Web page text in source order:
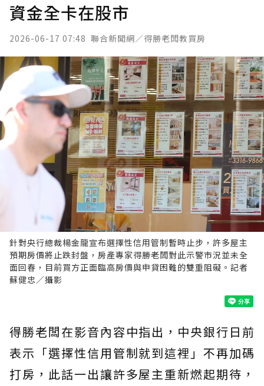
資金全卡在股市
2026-06-17 07:48 聯合新聞網／得勝老闆教買房
針對央行總裁楊金龍宣布選擇性信用管制暫時止步，許多屋主
預期房價將止跌封盤，房產專家得勝老闆對此示警市況並未全
面回春，目前買方正面臨高房價與申貸困難的雙重阻礙。記者
蘇健忠／攝影
得勝老闆在影音內容中指出，中央銀行日前
表示「選擇性信用管制就到這裡」不再加碼
打房，此話一出讓許多屋主重新燃起期待，